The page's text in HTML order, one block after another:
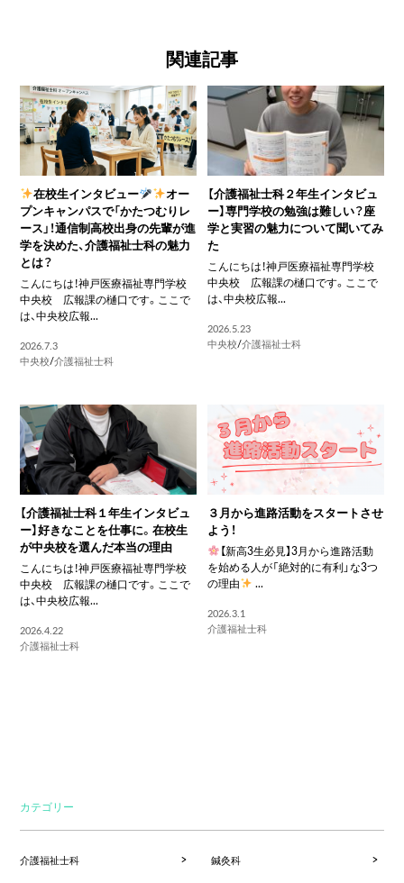
関連記事
在校生インタビュー
オー
プンキャンパスで「かたつむりレ
ース」！通信制高校出身の先輩が進
学を決めた、介護福祉士科の魅力
とは？
こんにちは！神戸医療福祉専門学校
中央校 広報課の樋口です。ここで
は、中央校広報...
2026.7.3
中央校/介護福祉士科
【介護福祉士科２年生インタビュ
ー】専門学校の勉強は難しい？座
学と実習の魅力について聞いてみ
た
こんにちは！神戸医療福祉専門学校
中央校 広報課の樋口です。ここで
は、中央校広報...
2026.5.23
中央校/介護福祉士科
【介護福祉士科１年生インタビュ
ー】好きなことを仕事に。在校生
が中央校を選んだ本当の理由
こんにちは！神戸医療福祉専門学校
中央校 広報課の樋口です。ここで
は、中央校広報...
2026.4.22
介護福祉士科
３月から進路活動をスタートさせ
よう！
【新高3生必見】3月から進路活動
を始める人が「絶対的に有利」な3つ
の理由
...
2026.3.1
介護福祉士科
カテゴリー
介護福祉士科 鍼灸科